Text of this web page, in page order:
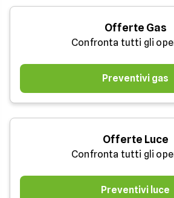
Offerte Gas
Confronta tutti gli
Preventivi gas
Offerte Luce
Confronta tutti gli
Preventivi luce